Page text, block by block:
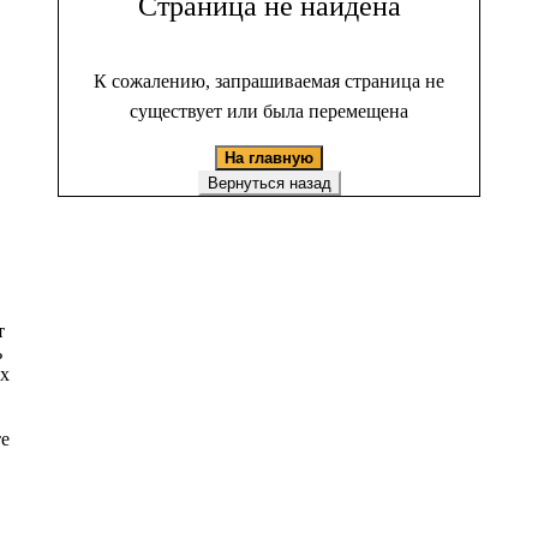
К сожалению, запрашиваемая страница не
существует или была перемещена
На главную
Вернуться назад